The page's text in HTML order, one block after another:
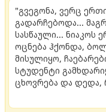
"გვეგონა, ვერც
გადარჩებოდა...
სასწაული... ნიაკოს
ოცნება ჰქონდა,
მისულიყო,
სტუდენტი
ცხოვრება და დედა,